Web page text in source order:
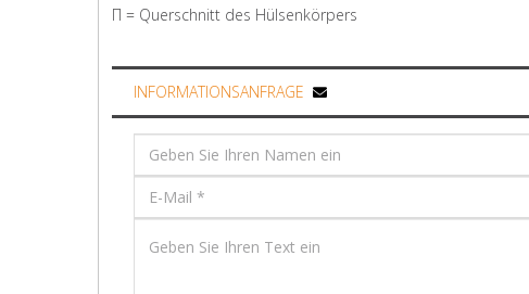
Π = Querschnitt des Hülsenkörpers
INFORMATIONSANFRAGE